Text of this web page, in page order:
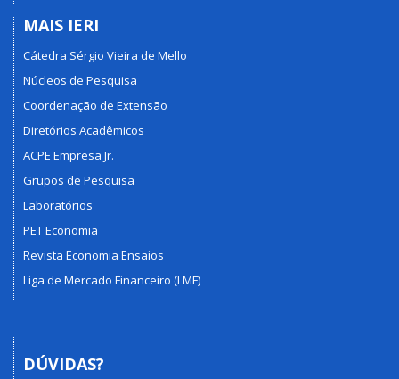
MAIS IERI
Cátedra Sérgio Vieira de Mello
Núcleos de Pesquisa
Coordenação de Extensão
Diretórios Acadêmicos
ACPE Empresa Jr.
Grupos de Pesquisa
Laboratórios
PET Economia
Revista Economia Ensaios
Liga de Mercado Financeiro (LMF)
DÚVIDAS?